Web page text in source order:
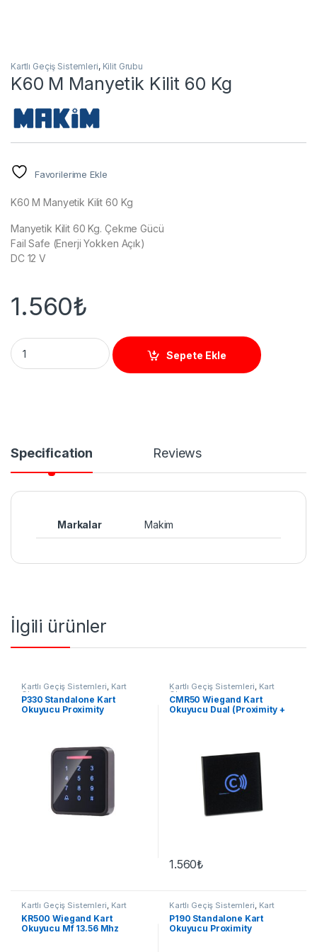
Kartlı Geçiş Sistemleri, Kilit Grubu
K60 M Manyetik Kilit 60 Kg
Favorilerime Ekle
K60 M Manyetik Kilit 60 Kg
Manyetik Kilit 60 Kg. Çekme Gücü
Fail Safe (Enerji Yokken Açık)
DC 12 V
1.560₺
K60 M Manyetik Kilit 60 Kg quantity
Sepete Ekle
Specification Reviews
Markalar Makim
İlgili ürünler
Kartlı Geçiş Sistemleri, Kart
Okuyucu
P330 Standalone Kart
Okuyucu Proximity
Kartlı Geçiş Sistemleri, Kart
Okuyucu
CMR50 Wiegand Kart
Okuyucu Dual (Proximity +
1.560₺
Kartlı Geçiş Sistemleri, Kart
Okuyucu
KR500 Wiegand Kart
Okuyucu Mf 13.56 Mhz
Kartlı Geçiş Sistemleri, Kart
Okuyucu
P190 Standalone Kart
Okuyucu Proximity